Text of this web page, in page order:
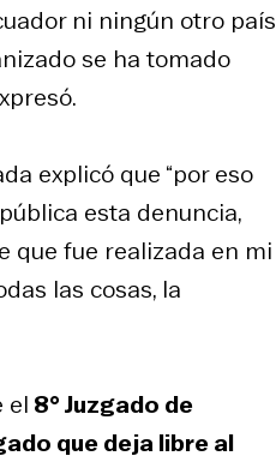
ni ningún otro país
se ha tomado
explicó que “por eso
esta denuncia,
que fue realizada en mi
las cosas, la
el 8° Juzgado de
que deja libre al